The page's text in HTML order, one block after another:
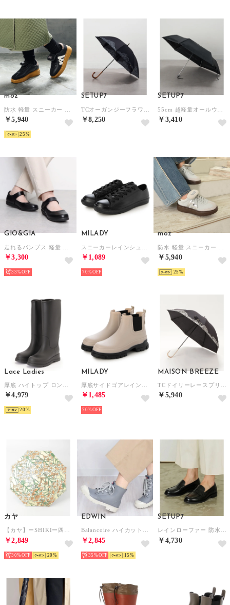
moz
￥5,940
25
SETUP7
￥8,250
SETUP7
￥3,410
GIO&GIA
￥3,300
33%
MILADY
￥1,089
70%
moz
￥5,940
25
Lace Ladies
￥4,979
20
MILADY
￥1,485
70%
MAISON BREEZE
￥5,940
カヤ
【カヤ】ーSHIKIー四季 春風日傘 晴雨兼用 イエロー系その他
￥2,849
30% 20
EDWIN
Balancoire ハイカットレインスニーカー （グレージュ）
￥2,845
35% 15
SETUP7
レインローファー 防水/梅雨/シンプル/ベーシック/レインシューズ SPD （ブラック）
￥4,730